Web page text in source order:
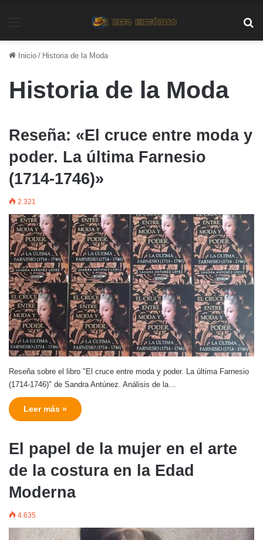
Inicio / Historia de la Moda
Historia de la Moda
Reseña: «El cruce entre moda y
poder. La última Farnesio
(1714-1746)»
2.321
Reseña sobre el libro "El cruce entre moda y poder. La última Farnesio
(1714-1746)" de Sandra Antúnez. Análisis de la…
Leer más »
El papel de la mujer en el arte
de la costura en la Edad
Moderna
4.635